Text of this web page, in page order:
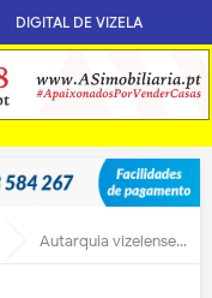
DIGITAL DE VIZELA
Autarquia vizelense reuniu com SEPNA